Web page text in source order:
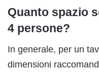
Quanto spazio
4 persone?
In generale, per un
dimensioni